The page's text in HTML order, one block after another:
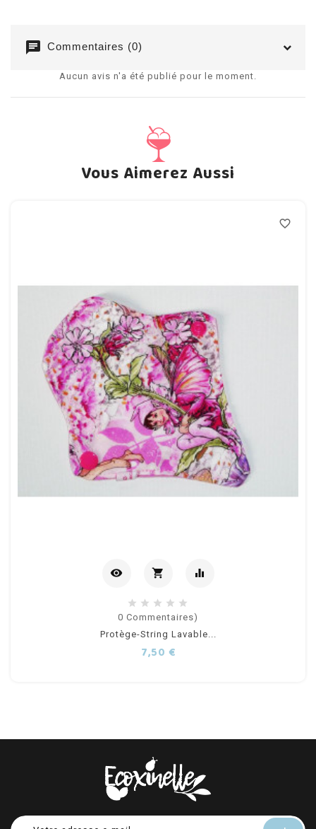
chat Commentaires (0)
Aucun avis n'a été publié pour le moment.
Vous Aimerez Aussi
favorite_border
visibility shopping_cart
Ajouter
au
equalizer
0 Commentaires)
Protège-String Lavable...
7,50 €Prix